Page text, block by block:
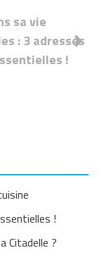
sa vie
: 3 adresses
!
!
Citadelle ?